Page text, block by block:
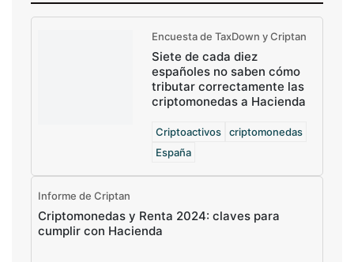
Encuesta de TaxDown y Criptan
Siete de cada diez
españoles no saben cómo
tributar correctamente las
criptomonedas a Hacienda
Criptoactivos
criptomonedas
España
Informe de Criptan
Criptomonedas y Renta 2024: claves para
cumplir con Hacienda